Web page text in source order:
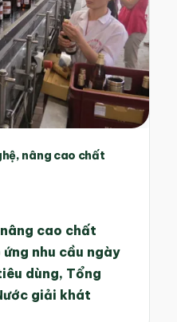
nâng cao chất
cao chất
nhu cầu ngày
dùng, Tổng
giải khát